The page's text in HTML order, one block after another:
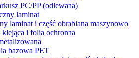
PC/PP (odlewana)
laminat
laminat i część obrabiana maszynowo
klejąca i folia ochronna
bazowa PET